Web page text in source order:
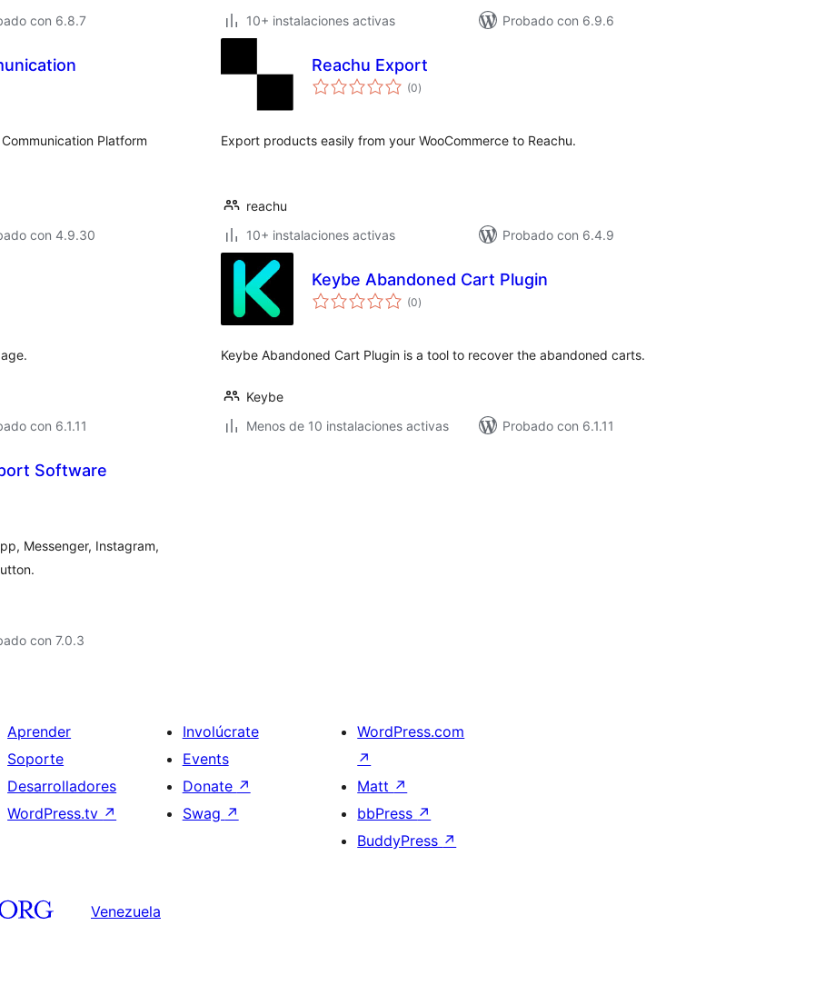
con 6.8.7
10+ instalaciones activas
Probado con 6.9.6
Platform
con 4.9.30
Reachu Export
(0total
de
)
Export products easily from your WooCommerce to Reachu.
reachu
10+ instalaciones activas
Probado con 6.4.9
con 6.1.11
Keybe Abandoned Cart Plugin
(0total
de
)
Keybe Abandoned Cart Plugin is a tool to recover the abandoned carts.
Keybe
Menos de 10 instalaciones activas
Probado con 6.1.11
Software
Messenger, Instagram,
con 7.0.3
Aprender
Soporte
Desarrolladores
WordPress.tv ↗
Involúcrate
Events
Donate ↗
Swag ↗
WordPress.com
↗
Matt ↗
bbPress ↗
BuddyPress ↗
Venezuela